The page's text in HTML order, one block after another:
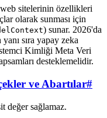
sitelerinin özellikleri
olarak sunması için
) sunar. 2026'da
sıra yapay zeka
Kimliği Meta Veri
desteklemelidir.
ve Abartılar#
değer sağlamaz.